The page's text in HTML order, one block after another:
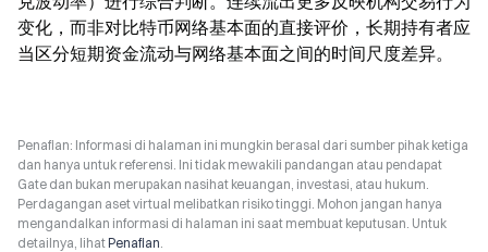
变化，而非对比特币网络基本面的直接评价，长期持有者应
当区分短期资金流动与网络基本面之间的时间尺度差异。
Penafian: Informasi di halaman ini mungkin berasal dari sumber pihak ketiga
dan hanya untuk referensi. Ini tidak mewakili pandangan atau pendapat
Gate dan bukan merupakan nasihat keuangan, investasi, atau hukum.
Perdagangan aset virtual melibatkan risiko tinggi. Mohon jangan hanya
mengandalkan informasi di halaman ini saat membuat keputusan. Untuk
detailnya, lihatPenafian.